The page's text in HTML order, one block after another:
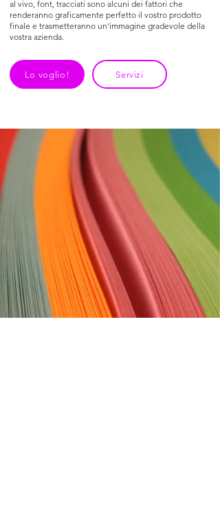
al vivo, font, tracciati sono alcuni dei fattori che
renderanno graficamente perfetto il vostro prodotto
finale e trasmetteranno un’immagine gradevole della
vostra azienda.
Lo voglio! Servizi